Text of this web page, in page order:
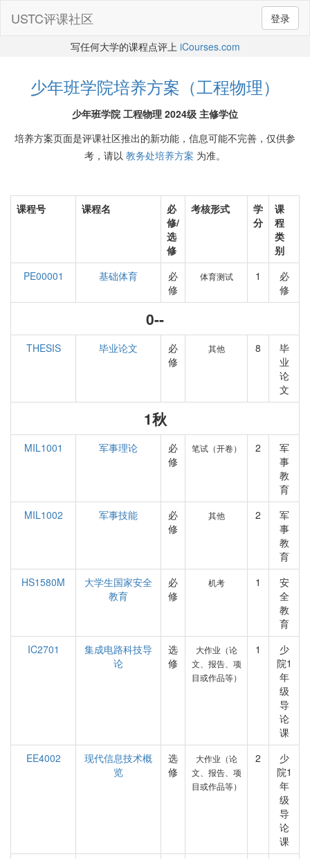
登录
USTC评课社区
写任何大学的课程点评上 iCourses.com
少年班学院培养方案（工程物理）
少年班学院 工程物理 2024级 主修学位
培养方案页面是评课社区推出的新功能，信息可能不完善，仅供参
考，请以 教务处培养方案 为准。
课程号 课程名
必
修/
选
修
考核形式
学
分
课
程
类
别
PE00001
基础体育
必
修
体育测试 1
必
修
0--
THESIS 毕业论文
必
修
其他 8
毕
业
论
文
1秋
MIL1001 军事理论
必
修
笔试（开卷） 2
军
事
教
育
MIL1002
军事技能
必
修
其他 2
军
事
教
育
HS1580M
大学生国家安全
教育
必
修
机考 1
安
全
教
育
IC2701
集成电路科技导
论
选
修
大作业（论
文、报告、项
目或作品等）
1
少
院1
年
级
导
论
课
EE4002
现代信息技术概
览
选
修
大作业（论
文、报告、项
目或作品等）
2
少
院1
年
级
导
论
课